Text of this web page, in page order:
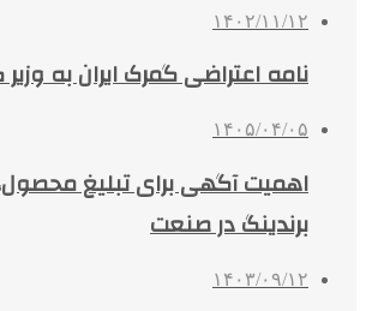
۱۴۰۲/۱۱/۱۲
نامه اعتراضی گمرک ایران به وزیر
۱۴۰۵/۰۴/۰۵
اهمیت آگهی برای تبلیغ
برندینگ در صنعت
۱۴۰۳/۰۹/۱۲